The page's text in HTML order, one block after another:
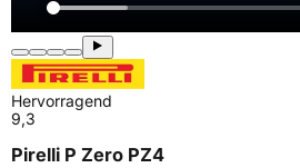
Hervorragend
9,3
Pirelli P Zero PZ4